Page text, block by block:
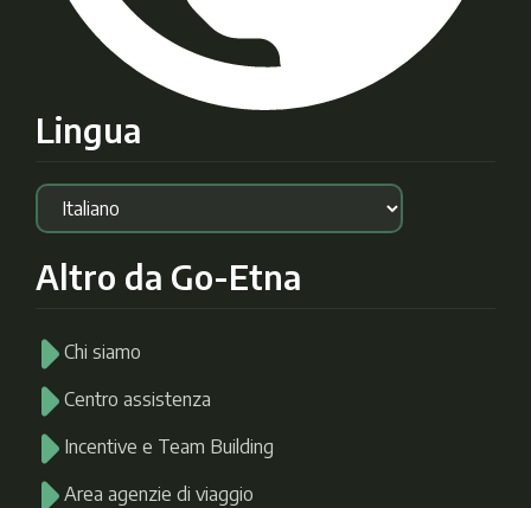
Lingua
Altro da Go-Etna
Chi siamo
Centro assistenza
Incentive e Team Building
Area agenzie di viaggio